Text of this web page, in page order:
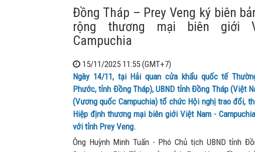
Đồng Tháp – Prey Veng ký biên
rộng thương mại biên giới
Campuchia
15/11/2025 11:55 (GMT+7)
Ngày 14/11, tại Hải quan cửa khẩu quốc tế
Phước, tỉnh Đồng Tháp), UBND tỉnh Đồng Tháp (Việt
(Vương quốc Campuchia) tổ chức Hội nghị trao đổi,
Hiệp định thương mại biên giới Việt Nam -
với tỉnh Prey Veng.
Ông Huỳnh Minh Tuấn - Phó Chủ tịch UBND tỉnh